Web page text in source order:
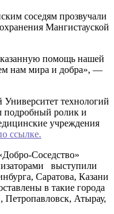
соседям прозвучали
Мангистауской
помощь нашей
нам мира и добра», —
технологий
ролик и
учреждения
ссылке.
Соседство»
выступили
Саратова, Казани
в такие города
Петропавловск, Атырау,